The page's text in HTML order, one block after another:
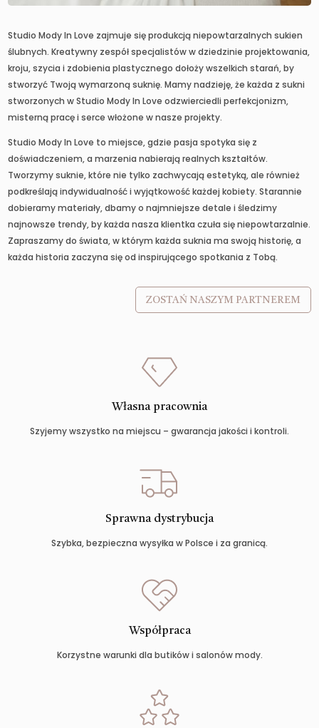
Studio Mody In Love zajmuje się produkcją niepowtarzalnych sukien
ślubnych. Kreatywny zespół specjalistów w dziedzinie projektowania,
kroju, szycia i zdobienia plastycznego dołoży wszelkich starań, by
stworzyć Twoją wymarzoną suknię. Mamy nadzieję, że każda z sukni
stworzonych w Studio Mody In Love odzwierciedli perfekcjonizm,
misterną pracę i serce włożone w nasze projekty.
Studio Mody In Love to miejsce, gdzie pasja spotyka się z
doświadczeniem, a marzenia nabierają realnych kształtów.
Tworzymy suknie, które nie tylko zachwycają estetyką, ale również
podkreślają indywidualność i wyjątkowość każdej kobiety. Starannie
dobieramy materiały, dbamy o najmniejsze detale i śledzimy
najnowsze trendy, by każda nasza klientka czuła się niepowtarzalnie.
Zapraszamy do świata, w którym każda suknia ma swoją historię, a
każda historia zaczyna się od inspirującego spotkania z Tobą.
ZOSTAŃ NASZYM PARTNEREM
Własna pracownia
Szyjemy wszystko na miejscu – gwarancja jakości i kontroli.
Sprawna dystrybucja
Szybka, bezpieczna wysyłka w Polsce i za granicą.
Współpraca
Korzystne warunki dla butików i salonów mody.